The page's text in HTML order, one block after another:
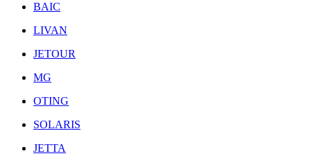
BAIC
LIVAN
JETOUR
MG
OTING
SOLARIS
JETTA